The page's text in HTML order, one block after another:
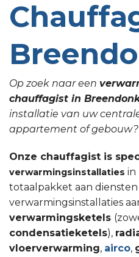
Op zoek naar een
chauffagist in
installatie van uw
appartement of gebouw?
Onze chauffagist is
verwarmingsinstallaties in
totaalpakket aan
verwarmingsinstallaties
verwarmingsketels
condensatieketels),
vloerverwarming, airco,